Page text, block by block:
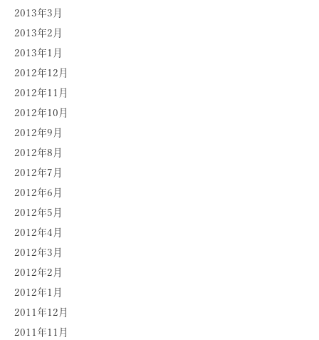
2013年3月
2013年2月
2013年1月
2012年12月
2012年11月
2012年10月
2012年9月
2012年8月
2012年7月
2012年6月
2012年5月
2012年4月
2012年3月
2012年2月
2012年1月
2011年12月
2011年11月